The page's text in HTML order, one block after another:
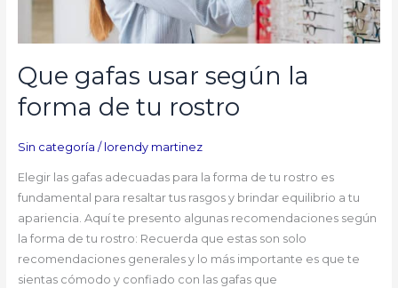
Que gafas usar según la
forma de tu rostro
Sin categoría / lorendy martinez
Elegir las gafas adecuadas para la forma de tu rostro es
fundamental para resaltar tus rasgos y brindar equilibrio a tu
apariencia. Aquí te presento algunas recomendaciones según
la forma de tu rostro: Recuerda que estas son solo
recomendaciones generales y lo más importante es que te
sientas cómodo y confiado con las gafas que